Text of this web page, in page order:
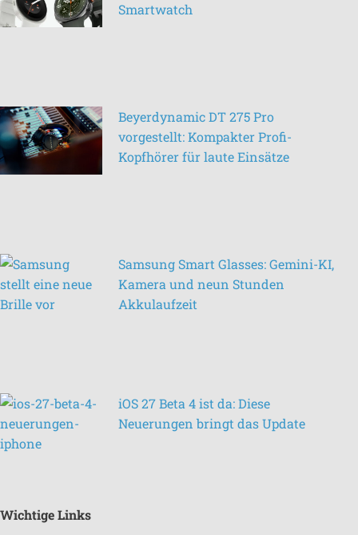
Smartwatch
Beyerdynamic DT 275 Pro
vorgestellt: Kompakter Profi-
Kopfhörer für laute Einsätze
Samsung Smart Glasses: Gemini-KI,
Kamera und neun Stunden
Akkulaufzeit
iOS 27 Beta 4 ist da: Diese
Neuerungen bringt das Update
Wichtige Links